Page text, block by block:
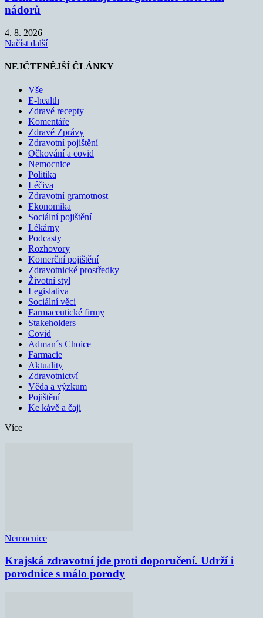
nádorů
4. 8. 2026
Načíst další
NEJČTENĚJŠÍ ČLÁNKY
Vše
E-health
Zdravé recepty
Komentáře
Zdravé Zprávy
Zdravotní pojištění
Očkování a covid
Nemocnice
Politika
Léčiva
Zdravotní gramotnost
Ekonomika
Sociální pojištění
Lékárny
Podcasty
Rozhovory
Komerční pojištění
Zdravotnické prostředky
Životní styl
Legislativa
Sociální věci
Farmaceutické firmy
Stakeholders
Covid
Adman´s Choice
Farmacie
Aktuality
Zdravotnictví
Věda a výzkum
Pojištění
Ke kávě a čaji
Více
Nemocnice
Krajská zdravotní jde proti doporučení. Udrží i
porodnice s málo porody